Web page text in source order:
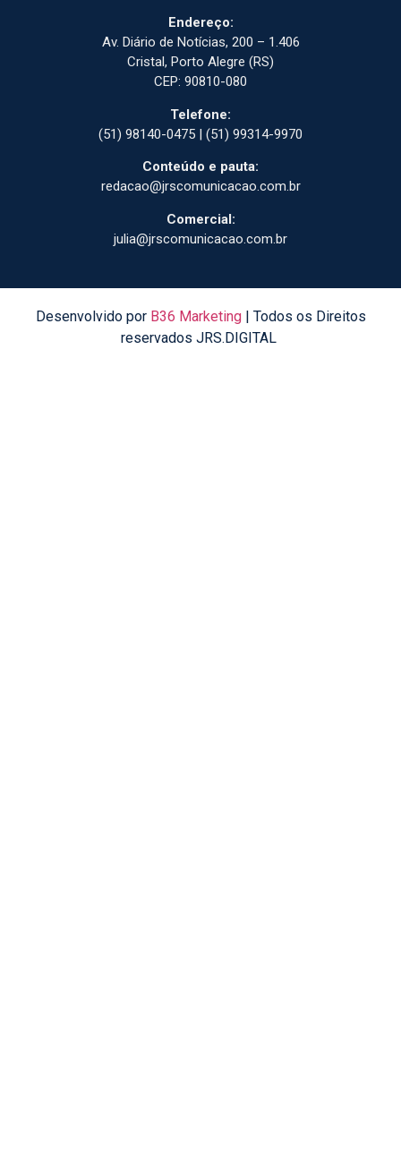
Endereço:
Av. Diário de Notícias, 200 – 1.406
Cristal, Porto Alegre (RS)
CEP: 90810-080
Telefone:
(51) 98140-0475 | (51) 99314-9970
Conteúdo e pauta:
redacao@jrscomunicacao.com.br
Comercial:
julia@jrscomunicacao.com.br
Desenvolvido por B36 Marketing| Todos os Direitos
reservados JRS.DIGITAL